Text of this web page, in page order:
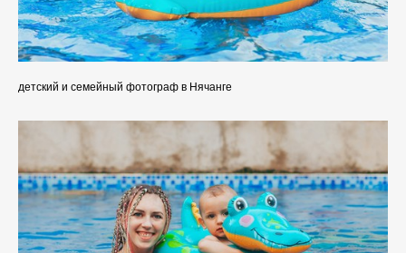
детский и семейный фотограф в Нячанге